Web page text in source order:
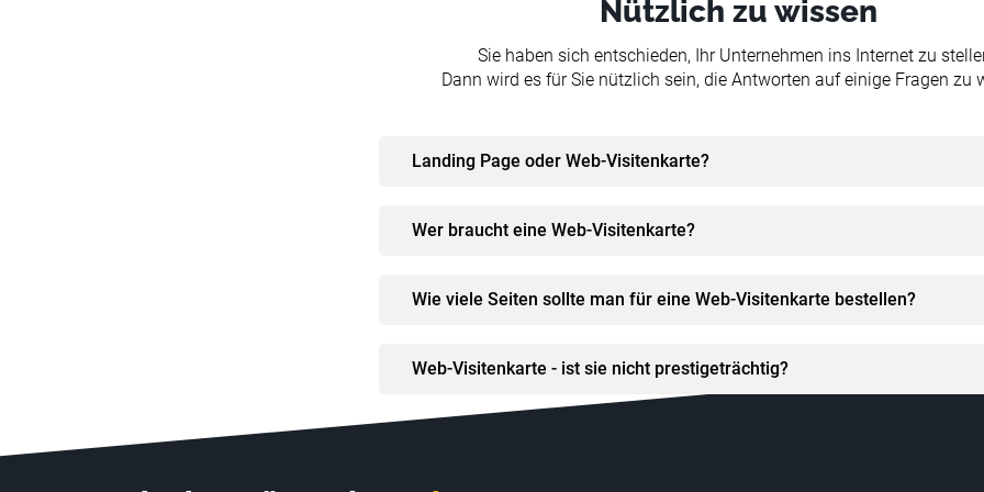
Nützlich zu wissen
Sie haben sich entschieden, Ihr Unternehmen ins Internet zu
Dann wird es für Sie nützlich sein, die Antworten auf einige Fragen zu
Landing Page oder Web-Visitenkarte?
Wer braucht eine Web-Visitenkarte?
Wie viele Seiten sollte man für eine Web-Visitenkarte bestellen?
Web-Visitenkarte - ist sie nicht prestigeträchtig?